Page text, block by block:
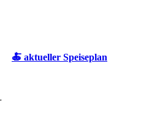
🍝 aktueller Speiseplan